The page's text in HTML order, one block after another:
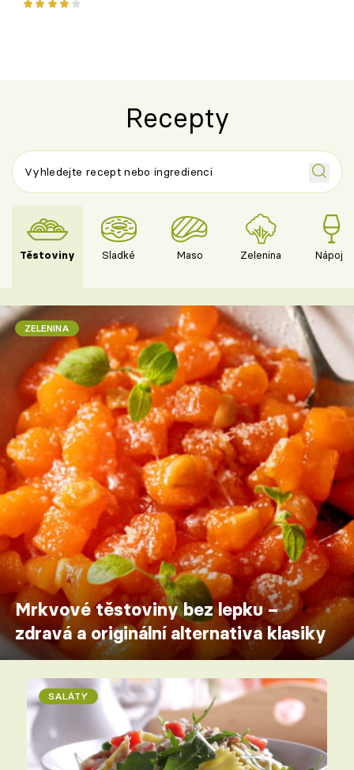
ovocem podle Bread Society
Recepty
Těstoviny Sladké Maso Zelenina Nápoje
ZELENINA
Mrkvové těstoviny bez lepku –
zdravá a originální alternativa klasiky
SALÁTY